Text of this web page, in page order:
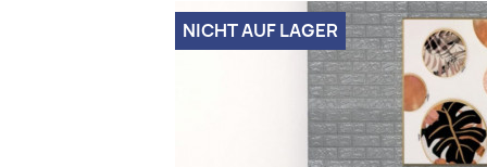
NICHT AUF LAGER